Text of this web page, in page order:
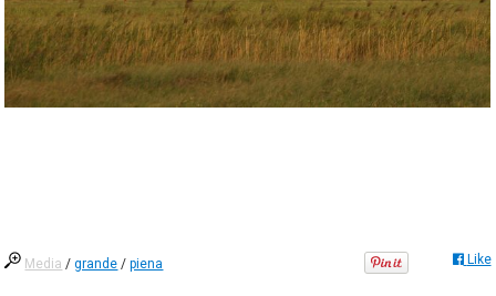
Media /grande /piena Like